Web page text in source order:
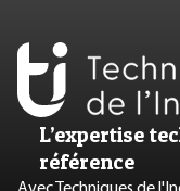
L’expertise
référence